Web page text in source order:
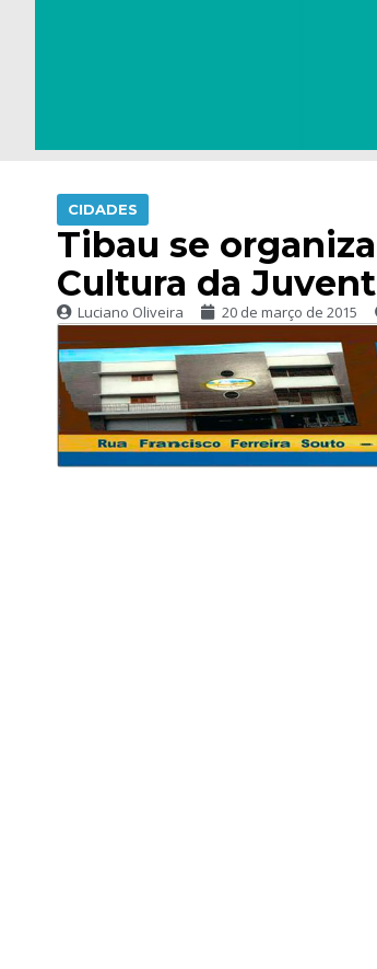
CIDADES
Tibau se
Cultura da
Luciano Oliveira 20 de março de 2015